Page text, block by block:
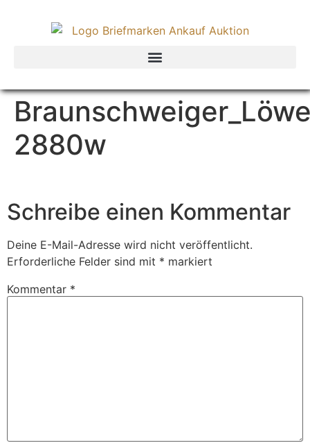
2880w
Schreibe einen Kommentar
Deine E-Mail-Adresse wird nicht veröffentlicht.
Erforderliche Felder sind mit * markiert
Kommentar *